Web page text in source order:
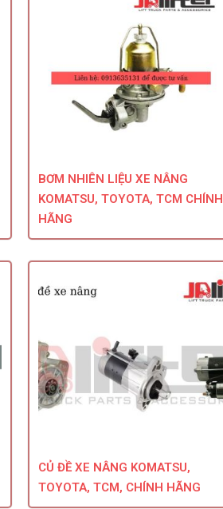
BƠM NHIÊN LIỆU XE NÂNG
KOMATSU, TOYOTA, TCM CHÍNH
HÃNG
CỦ ĐỀ XE NÂNG KOMATSU,
TOYOTA, TCM, CHÍNH HÃNG